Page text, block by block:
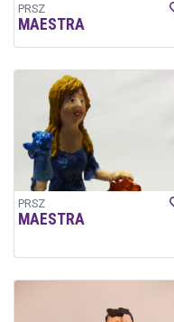
PRSZ
MAESTRA
PRSZ
MAESTRA